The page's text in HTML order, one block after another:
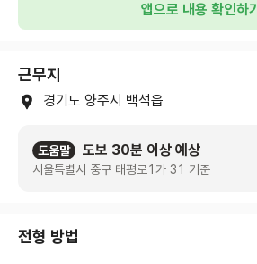
앱으로 내용 확인하기
근무지
경기도 양주시 백석읍
도움말 도보 30분 이상 예상
서울특별시 중구 태평로1가 31 기준
전형 방법